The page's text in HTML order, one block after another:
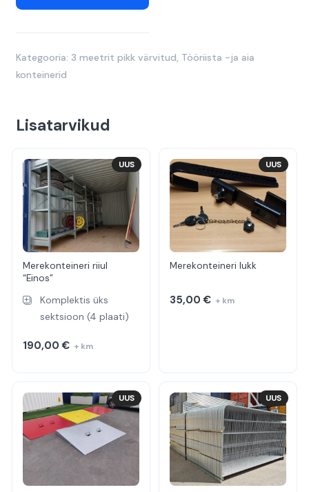
Kategooria: 3 meetrit pikk värvitud, Tööriista -ja aia
konteinerid
Lisatarvikud
Merekonteineri riiul
“Einos”
Komplektis üks
sektsioon (4 plaati)
190,00€ + km
UUS
Merekonteineri lukk
35,00€ + km
UUS
UUS UUS